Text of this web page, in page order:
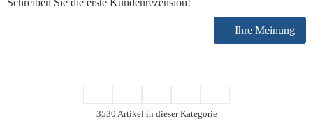
Schreiben Sie die erste Kundenrezension!
Ihre Meinung
3530 Artikel in dieser Kategorie